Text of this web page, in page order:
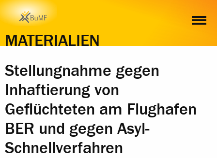
MATERIALIEN
INHALT
Stellungnahme gegen
Inhaftierung von
Geflüchteten am Flughafen
BER und gegen Asyl-
Schnellverfahren